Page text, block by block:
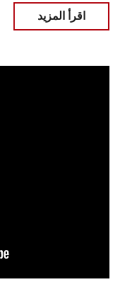
اقرأ المزيد